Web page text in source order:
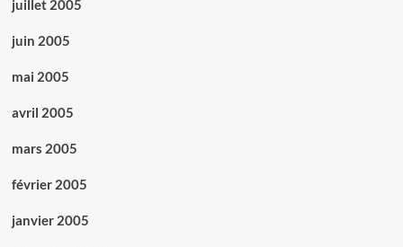
juillet 2005
juin 2005
mai 2005
avril 2005
mars 2005
février 2005
janvier 2005